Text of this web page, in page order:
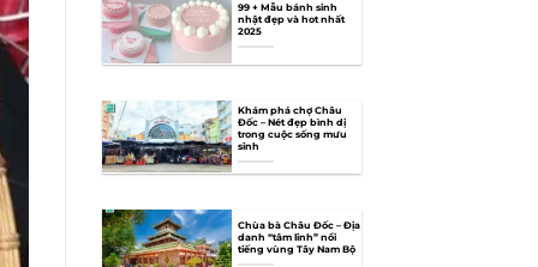
99 + Mẫu bánh sinh
nhật đẹp và hot nhất
2025
Khám phá chợ Châu
Đốc – Nét đẹp bình dị
trong cuộc sống mưu
sinh
Chùa bà Châu Đốc – Địa
danh “tâm linh” nổi
tiếng vùng Tây Nam Bộ